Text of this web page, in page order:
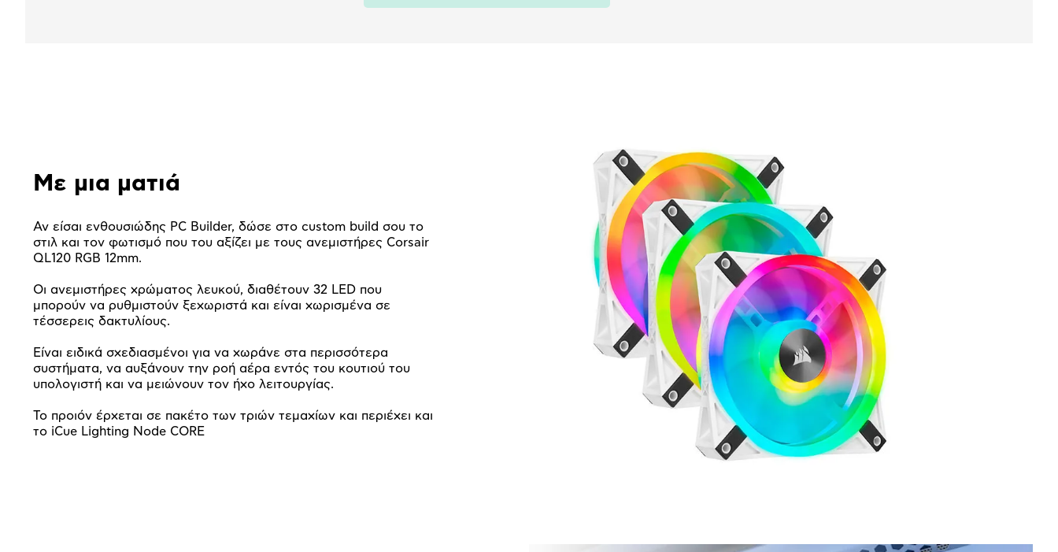
Με μια ματιά
Αν είσαι ενθουσιώδης PC Builder, δώσε στο custom build σου το
στιλ και τον φωτισμό που του αξίζει με τους ανεμιστήρες Corsair
QL120 RGB 12mm.
Οι ανεμιστήρες χρώματος λευκού, διαθέτουν 32 LED που
μπορούν να ρυθμιστούν ξεχωριστά και είναι χωρισμένα σε
τέσσερεις δακτυλίους.
Είναι ειδικά σχεδιασμένοι για να χωράνε στα περισσότερα
συστήματα, να αυξάνουν την ροή αέρα εντός του κουτιού του
υπολογιστή και να μειώνουν τον ήχο λειτουργίας.
Το προιόν έρχεται σε πακέτο των τριών τεμαχίων και περιέχει και
το iCue Lighting Node CORE